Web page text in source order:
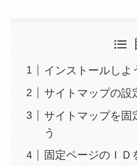
インストールしよ
サイトマップの設
サイトマップを固
う
固定ページのＩＤ